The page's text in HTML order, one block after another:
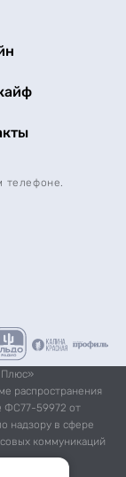
телефоне.
Плюс»
распространения
ФС77-59972 от
надзору в сфере
коммуникаций